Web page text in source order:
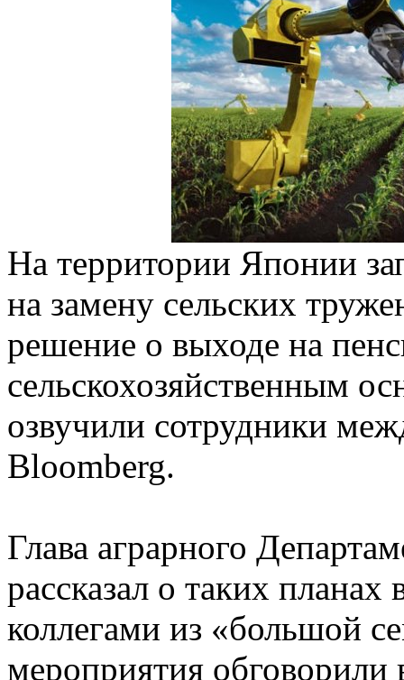
На территории Японии
на замену сельских
решение о выходе на
сельскохозяйственным
озвучили сотрудники
Bloomberg.
Глава аграрного
рассказал о таких
коллегами из «большой
мероприятия обговорили